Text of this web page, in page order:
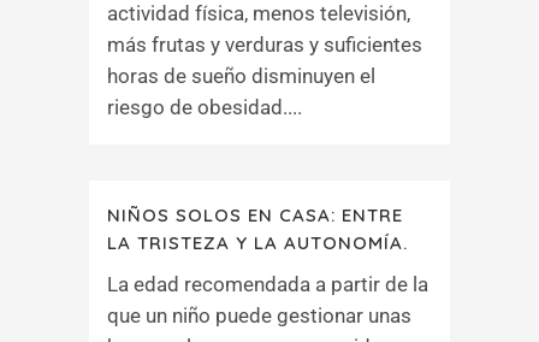
actividad física, menos televisión,
más frutas y verduras y suficientes
horas de sueño disminuyen el
riesgo de obesidad....
NIÑOS SOLOS EN CASA: ENTRE
LA TRISTEZA Y LA AUTONOMÍA.
La edad recomendada a partir de la
que un niño puede gestionar unas